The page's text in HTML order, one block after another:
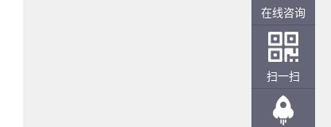
在线咨询
扫一扫